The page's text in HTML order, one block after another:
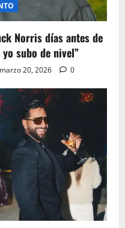
Norris días antes de
subo de nivel”
marzo 20, 2026 0